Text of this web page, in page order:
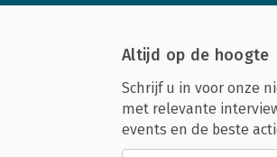
Altijd op de hoogte
Schrijf u in voor onze
met relevante
events en de beste